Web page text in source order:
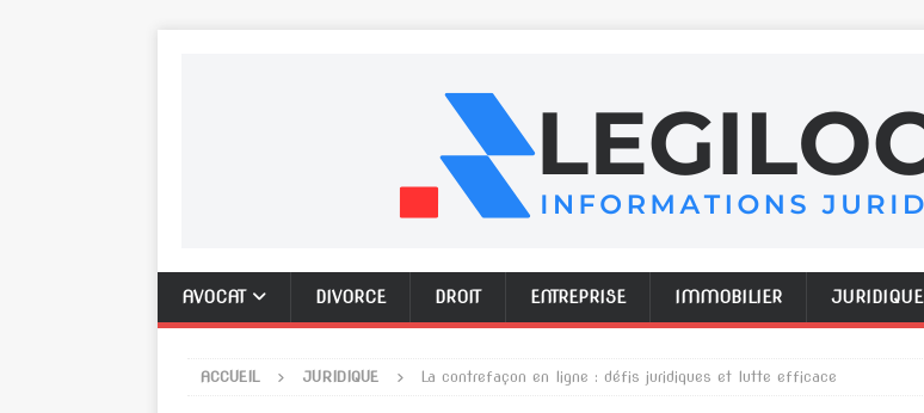
AVOCAT DIVORCE DROIT ENTREPRISE IMMOBILIER JURIDIQUE
ACCUEIL JURIDIQUE La contrefaçon en ligne : défis juridiques et lutte efficace